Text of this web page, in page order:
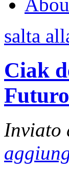
salta
Ciak
Inviato